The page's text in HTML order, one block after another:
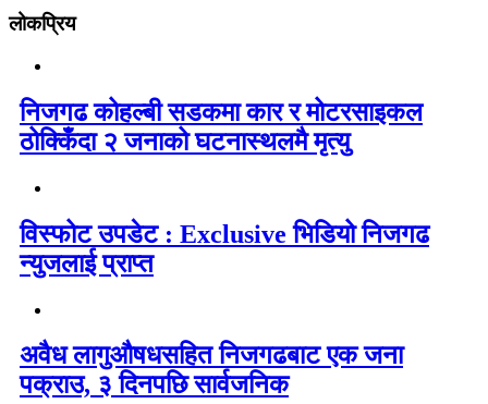
लोकप्रिय
निजगढ कोहल्बी सडकमा कार र मोटरसाइकल
ठोक्किँदा २ जनाको घटनास्थलमै मृत्यु
विस्फोट उपडेट : Exclusive भिडियो निजगढ
न्युजलाई प्राप्त
अवैध लागुऔषधसहित निजगढबाट एक जना
पक्राउ, ३ दिनपछि सार्वजनिक